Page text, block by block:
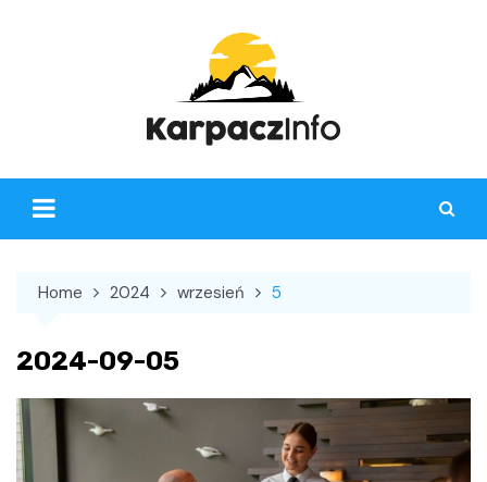
Home 2024 wrzesień 5
2024-09-05